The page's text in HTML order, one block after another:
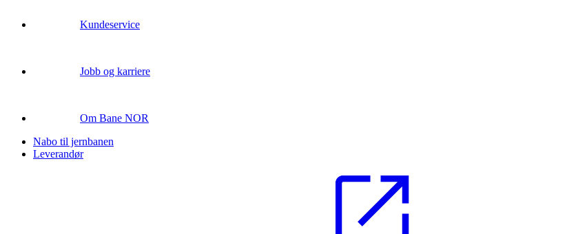
Kundeservice
Jobb og karriere
Om Bane NOR
Nabo til jernbanen
Leverandør